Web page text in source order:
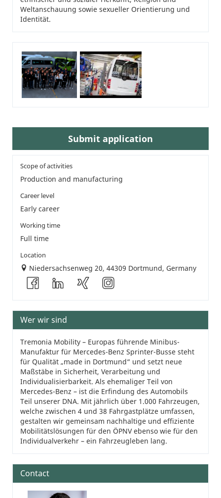
Weltanschauung sowie sexueller Orientierung und
Identität.
Submit application
Scope of activities
Production and manufacturing
Career level
Early career
Working time
Full time
Location
Niedersachsenweg 20, 44309 Dortmund, Germany
Wer wir sind
Tremonia Mobility – Europas führende Minibus-
Manufaktur für Mercedes-Benz Sprinter-Busse steht
für Qualität „made in Dortmund“ und setzt neue
Maßstäbe in Sicherheit, Verarbeitung und
Individualisierbarkeit. Als ehemaliger Teil von
Mercedes-Benz – ist die Erfindung des Automobils
Teil unserer DNA. Mit jährlich über 1.000 Fahrzeugen,
welche zwischen 4 und 38 Fahrgastplätze umfassen,
gestalten wir gemeinsam nachhaltige und effiziente
Mobilitätslösungen für den ÖPNV ebenso wie für den
Individualverkehr – ein Fahrzeugleben lang.
Contact